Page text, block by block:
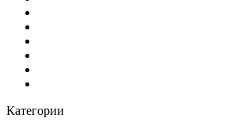
Категории